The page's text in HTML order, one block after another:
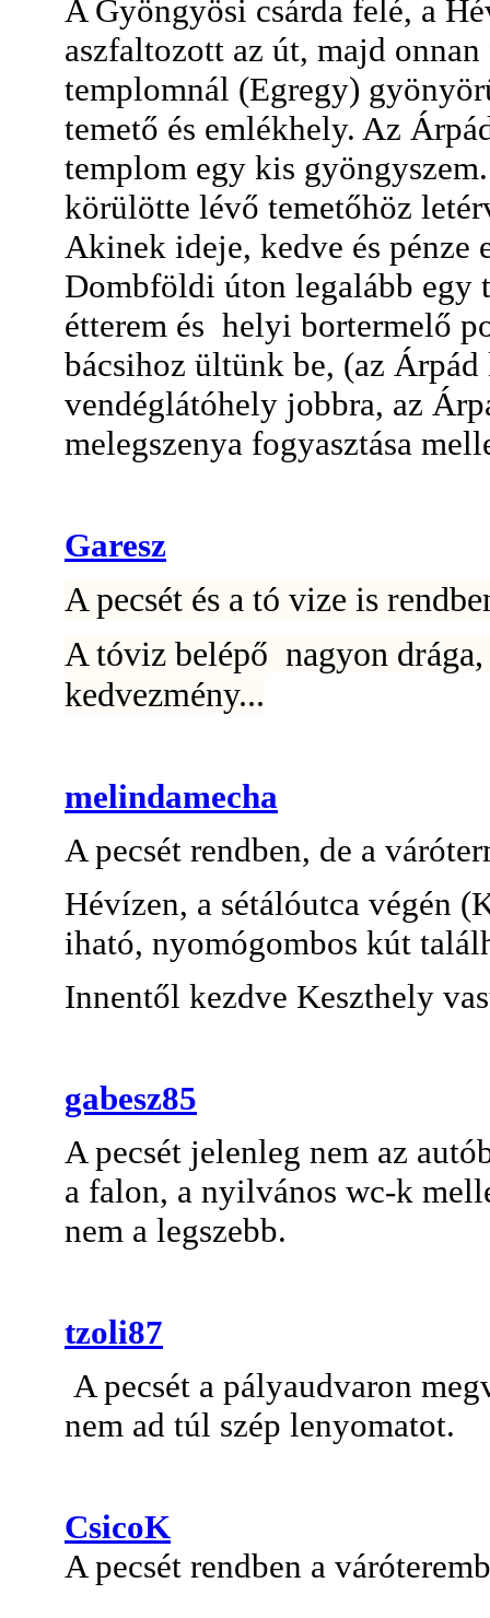
A Gyöngyösi csárda felé, a
aszfaltozott az út, majd
templomnál (Egregy)
temető és emlékhely. Az
templom egy kis
körülötte lévő temetőhöz
Akinek ideje, kedve és
Dombföldi úton legalább egy
étterem és helyi bortermelő
bácsihoz ültünk be, (az
vendéglátóhely jobbra, az
melegszenya fogyasztása
Garesz
A pecsét és a tó vize is
A tóviz belépő nagyon
kedvezmény...
melindamecha
A pecsét rendben, de a
Hévízen, a sétálóutca végén
iható, nyomógombos kút
Innentől kezdve Keszthely
gabesz85
A pecsét jelenleg nem az
a falon, a nyilvános wc-k
nem a legszebb.
tzoli87
A pecsét a pályaudvaron
nem ad túl szép lenyomatot.
CsicoK
A pecsét rendben a